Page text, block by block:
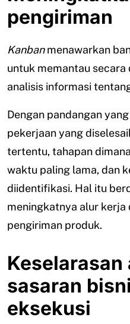
pengiriman
Kanbanmenawarkan
untuk memantau
analisis informasi
Dengan pandangan
pekerjaan yang
tertentu, tahapan
waktu paling lama, dan
diidentifikasi. Hal itu
meningkatnya alur
pengiriman produk.
Keselarasan
sasaran
eksekusi